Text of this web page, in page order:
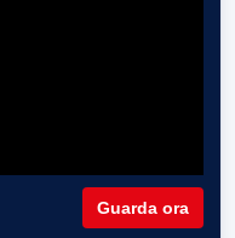
Guarda ora